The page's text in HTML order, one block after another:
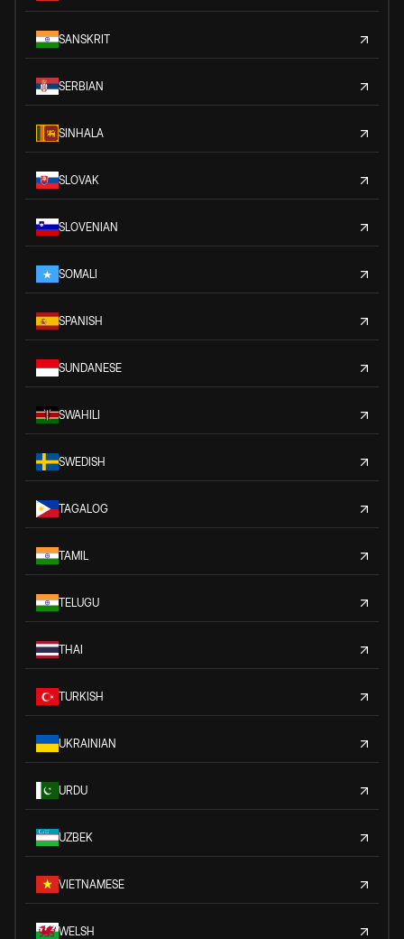
SANSKRIT
SERBIAN
SINHALA
SLOVAK
SLOVENIAN
SOMALI
SPANISH
SUNDANESE
SWAHILI
SWEDISH
TAGALOG
TAMIL
TELUGU
THAI
TURKISH
UKRAINIAN
URDU
UZBEK
VIETNAMESE
WELSH